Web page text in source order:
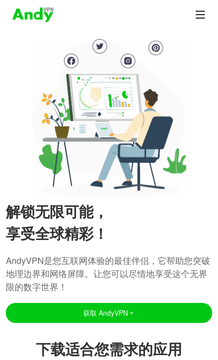
解锁无限可能，
享受全球精彩！
AndyVPN是您互联网体验的最佳伴侣，它帮助您突破
地理边界和网络屏障。让您可以尽情地享受这个无界
限的数字世界！
获取 AndyVPN
下载适合您需求的应用